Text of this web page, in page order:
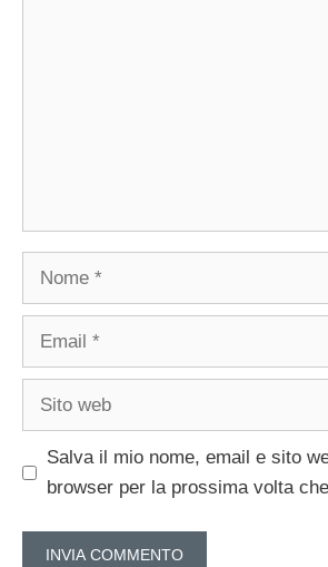
Nome
Email
Sito
Salva il mio nome, email e sito
browser per la prossima volta